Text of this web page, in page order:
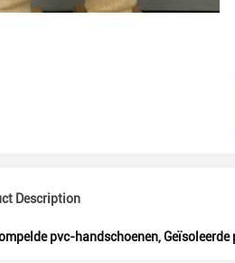
Description
pvc-handschoenen,Geïsoleerde